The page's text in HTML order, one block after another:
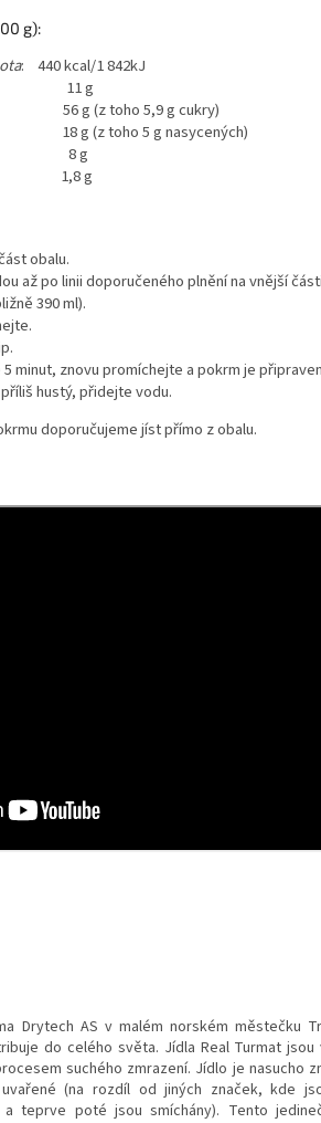
g):
: 440 kcal/1 842kJ
g
g (z toho 5,9 g cukry)
5 g nasycených)
g
g
obalu.
až po linii doporučeného plnění na vnější
390 ml).
minut, znovu promíchejte a pokrm je
hustý, přidejte vodu.
doporučujeme jíst přímo z obalu.
Drytech AS v malém norském městečku
do celého světa. Jídla Real Turmat jsou
suchého zmrazení. Jídlo je nasucho
(na rozdíl od jiných značek, kde
a teprve poté jsou smíchány). Tento